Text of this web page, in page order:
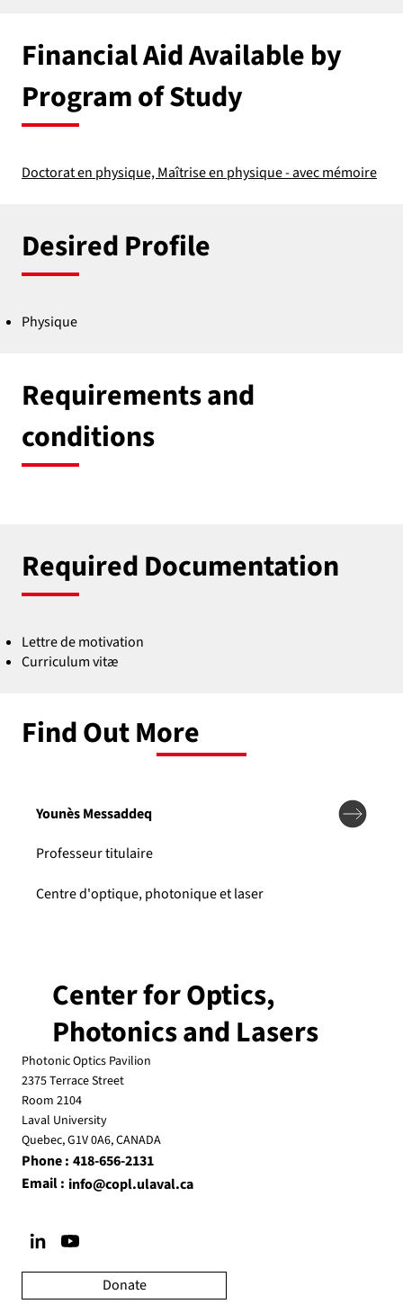
Find Out More
Younès Messaddeq
Professeur titulaire
Centre d'optique, photonique et laser
Financial Aid Available by
Program of Study
Doctorat en physique, Maîtrise en physique - avec mémoire
Desired Profile
Physique
Requirements and
conditions
Required Documentation
Lettre de motivation
Curriculum vitæ
Center for Optics,
Photonics and Lasers
Photonic Optics Pavilion
2375 Terrace Street
Room 2104
Laval University
Quebec, G1V 0A6, CANADA
Phone : 418-656-2131
Email : info@copl.ulaval.ca
Donate